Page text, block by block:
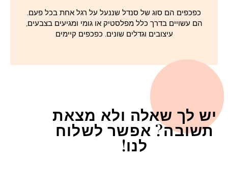
כפכפים הם סוג של סנדל שננעל על רגל אחת בכל פעם.
הם עשויים בדרך כלל מפלסטיק או גומי ומגיעים בצבעים,
עיצובים וגדלים שונים. כפכפים קיימים
יש לך שאלה ולא מצאת
תשובה? אפשר לשלוח
לנו!